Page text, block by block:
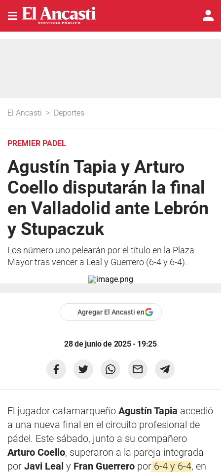
El Ancasti > Deportes
PREMIER PADEL
Agustín Tapia y Arturo
Coello disputarán la final
en Valladolid ante Lebrón
y Stupaczuk
Los número uno pelearán por el título en la Plaza
Mayor tras vencer a Leal y Guerrero (6-4 y 6-4).
Agregar El Ancasti en
28 de junio de 2025 - 19:25
El jugador catamarqueño Agustín Tapia accedió
a una nueva final en el circuito profesional de
pádel. Este sábado, junto a su compañero
Arturo Coello, superaron a la pareja integrada
por Javi Leal y Fran Guerrero por 6-4 y 6-4, en